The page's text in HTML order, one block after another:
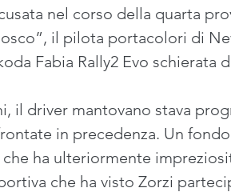
nel corso della quarta
il pilota portacolori di
Fabia Rally2 Evo schierata
il driver mantovano stava
in precedenza. Un
ha ulteriormente
che ha visto Zorzi